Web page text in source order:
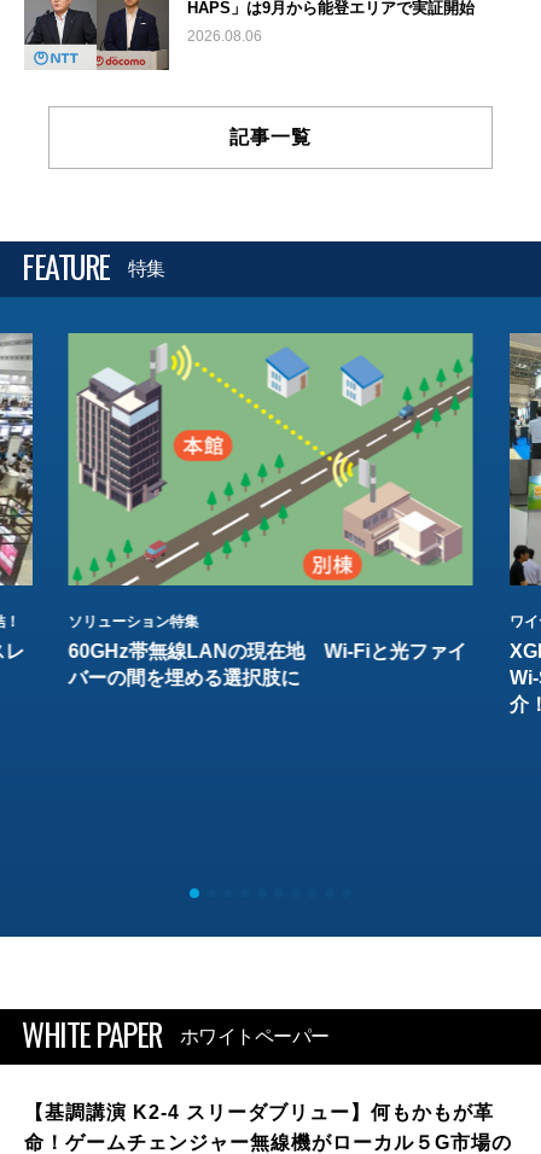
HAPS」は9月から能登エリアで実証開始
2026.08.06
記事一覧
FEATURE 特集
レ
ソリューション特集
60GHz帯無線LANの現在地 Wi-Fiと光ファイ
バーの間を埋める選択肢に
ワ
介
WHITE PAPER ホワイトペーパー
【基調講演 K2-4 スリーダブリュー】何もかもが革
命！ゲームチェンジャー無線機がローカル５G市場の